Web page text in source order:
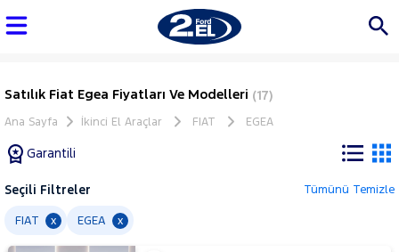
Satılık Fiat Egea Fiyatları Ve Modelleri (17)
Ana Sayfa İkinci El Araçlar FIAT EGEA
Garantili
Seçili Filtreler Tümünü Temizle
FIAT x EGEA x